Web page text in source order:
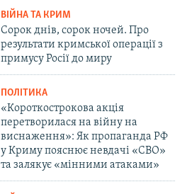
ВІЙНА ТА КРИМ
Сорок днів, сорок ночей. Про
результати кримської операції з
примусу Росії до миру
ПОЛІТИКА
«Короткострокова акція
перетворилася на війну на
виснаження»: Як пропаганда РФ
у Криму пояснює невдачі «СВО»
та залякує «мінними атаками»